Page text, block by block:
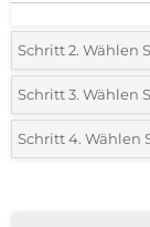
Schritt 2. Wählen
*Wählen Sie die
1 Farbig (Auf
Schritt 3. Wählen
*Bitte wählen Sie
Schritt 4. Wählen